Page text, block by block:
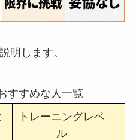
明します。
すすめな人一覧
トレーニングレベ
ル